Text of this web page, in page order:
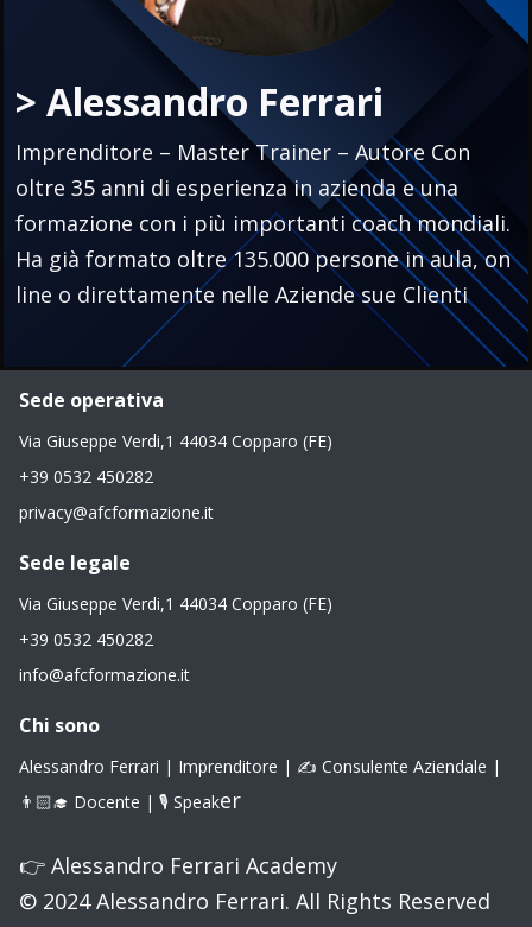
> Alessandro Ferrari
Imprenditore – Master Trainer – Autore Con
oltre 35 anni di esperienza in azienda e una
formazione con i più importanti coach mondiali.
Ha già formato oltre 135.000 persone in aula, on
line o direttamente nelle Aziende sue Clienti
Sede operativa
Via Giuseppe Verdi,1 44034 Copparo (FE)
+39 0532 450282
privacy@afcformazione.it
Sede legale
Via Giuseppe Verdi,1 44034 Copparo (FE)
+39 0532 450282
info@afcformazione.it
Chi sono
Alessandro Ferrari | Imprenditore | ✍️ Consulente Aziendale |
👨🏻‍🎓 Docente | 🎙 Speaker
👉 Alessandro Ferrari Academy
© 2024 Alessandro Ferrari. All Rights Reserved